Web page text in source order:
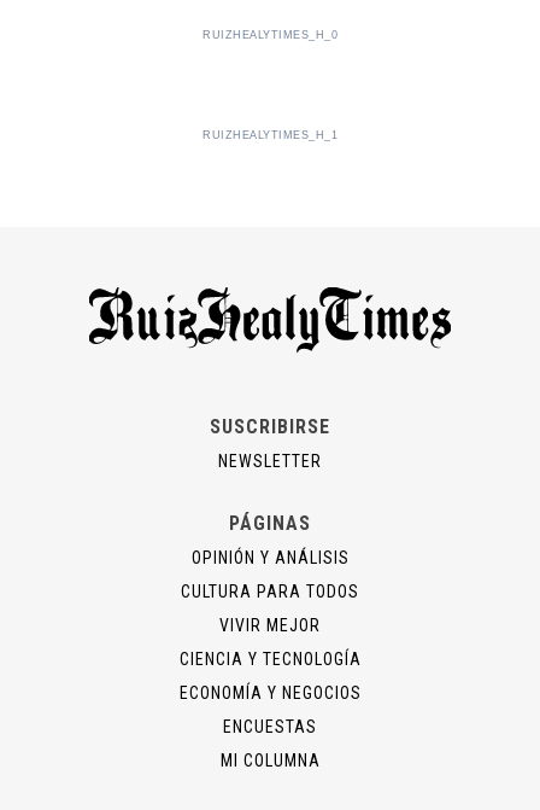
RUIZHEALYTIMES_H_0
RUIZHEALYTIMES_H_1
SUSCRIBIRSE
NEWSLETTER
PÁGINAS
OPINIÓN Y ANÁLISIS
CULTURA PARA TODOS
VIVIR MEJOR
CIENCIA Y TECNOLOGÍA
ECONOMÍA Y NEGOCIOS
ENCUESTAS
MI COLUMNA